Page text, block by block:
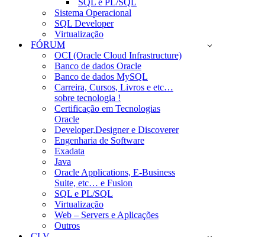
SQL e PL/SQL
Sistema Operacional
SQL Developer
Virtualização
FÓRUM
OCI (Oracle Cloud Infrastructure)
Banco de dados Oracle
Banco de dados MySQL
Carreira, Cursos, Livros e etc…
sobre tecnologia !
Certificação em Tecnologias
Oracle
Developer,Designer e Discoverer
Engenharia de Software
Exadata
Java
Oracle Applications, E-Business
Suite, etc… e Fusion
SQL e PL/SQL
Virtualização
Web – Servers e Aplicações
Outros